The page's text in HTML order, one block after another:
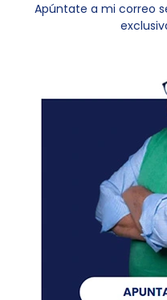
Apúntate a mi correo